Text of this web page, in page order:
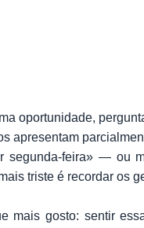
oportunidade,
apresentam
segunda-feira» — ou
triste é recordar os
mais gosto: sentir